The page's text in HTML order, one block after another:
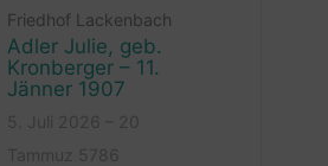
Friedhof Lackenbach
Adler Julie, geb.
Kronberger – 11.
Jänner 1907